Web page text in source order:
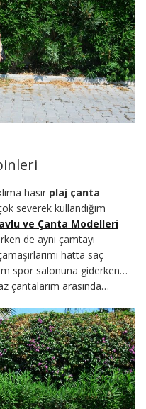
hasır plaj çanta
severek kullandığım
ve Çanta Modelleri
de aynı çamtayı
hatta saç
spor salonuna giderken…
çantalarım arasında…